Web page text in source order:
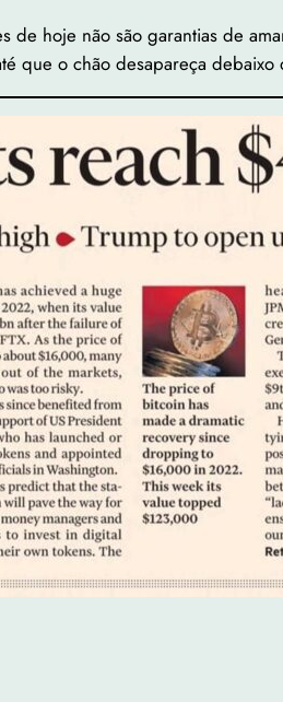
hoje não são garantias de
que o chão desapareça debaixo